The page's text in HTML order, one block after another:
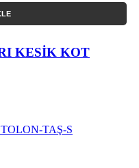
KESİK KOT